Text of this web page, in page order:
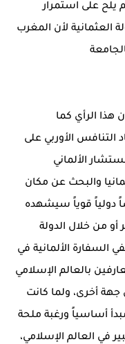
يلح على استمرار
العثمانية لأن المغرب
هذا الرأي كما
الأوربي على
الألماني
والبحث عن مكان
قوياً سيشهده
أو من خلال الدولة
السفارة الألمانية في
بالعالم الإسلامي
جهة أخرى، ولما كانت
أساسياً ورغبة ملحة
في العالم الإسلامي،